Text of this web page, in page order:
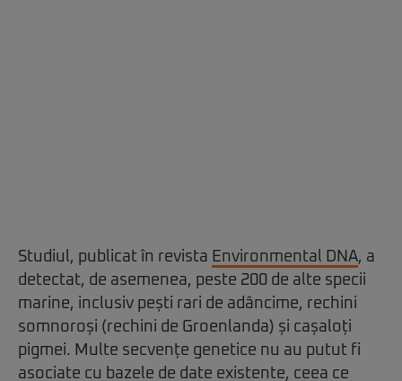
Studiul, publicat în revista Environmental DNA, a
detectat, de asemenea, peste 200 de alte specii
marine, inclusiv pești rari de adâncime, rechini
somnoroși (rechini de Groenlanda) și cașaloți
pigmei. Multe secvențe genetice nu au putut fi
asociate cu bazele de date existente, ceea ce